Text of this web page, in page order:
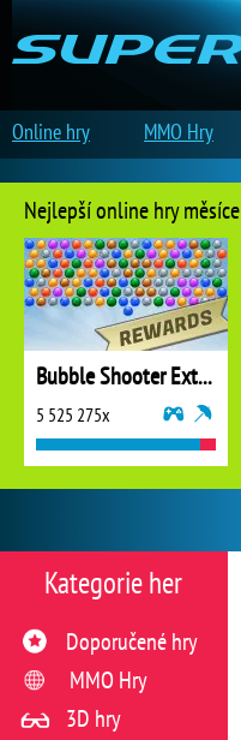
Kategorie her
Doporučené hry
MMO Hry
3D hry
Nejlepší online hry měsíce
Bubble Shooter Extreme
5 525 275x
Online hry MMO Hry